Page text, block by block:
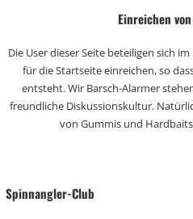
Einreichen
Die User dieser Seite beteiligen sich
für die Startseite einreichen, so
entsteht. Wir Barsch-Alarmer
freundliche Diskussionskultur.
von Gummis und
Spinnangler-Club